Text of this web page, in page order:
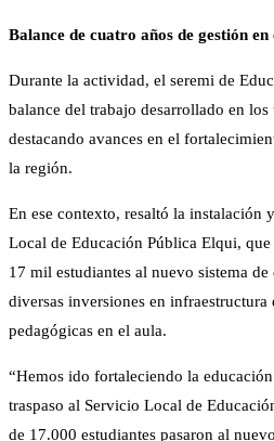
Balance de cuatro años de gestión en
Durante la actividad, el seremi de
balance del trabajo desarrollado en
destacando avances en el
la región.
En ese contexto, resaltó la instalación
Local de Educación Pública Elqui,
17 mil estudiantes al nuevo sistema
diversas inversiones en
pedagógicas en el aula.
“Hemos ido fortaleciendo la
traspaso al Servicio Local de
de 17.000 estudiantes pasaron al